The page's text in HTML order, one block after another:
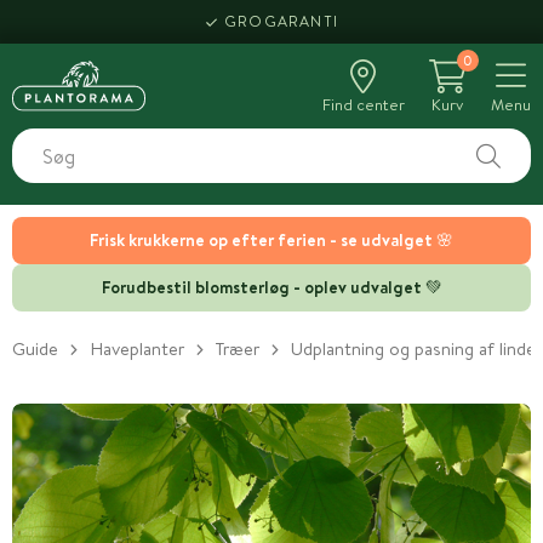
Frisk krukkerne op efter ferien - se udvalget 🌸
Forudbestil blomsterløg - oplev udvalget 💚
GROGARANTI
Find center
0
Kurv
Menu
Guide Haveplanter Træer Udplantning og pasning af